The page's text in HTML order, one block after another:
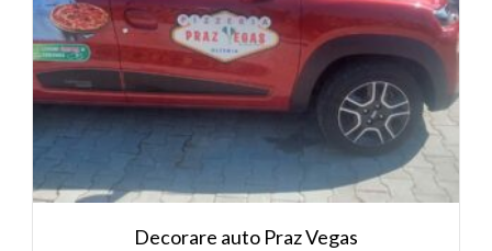
Decorare auto Praz Vegas